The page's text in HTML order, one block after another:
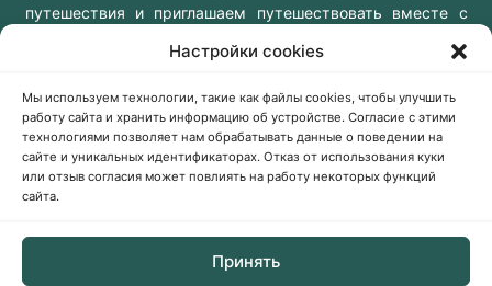
Настройки cookies
Мы используем технологии, такие как файлы cookies, чтобы улучшить
работу сайта и хранить информацию об устройстве. Согласие с этими
технологиями позволяет нам обрабатывать данные о поведении на
сайте и уникальных идентификаторах. Отказ от использования куки
или отзыв согласия может повлиять на работу некоторых функций
сайта.
Принять
путешествия и приглашаем путешествовать вместе с
Консультации онлайн
Заказать звонок
Kaiserstraße 61,
60329 Frankfurt am Main,